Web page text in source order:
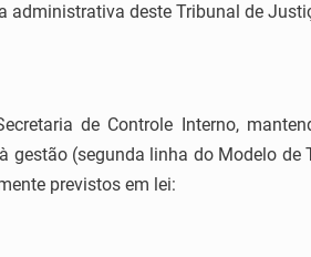
administrativa deste Tribunal de
de Controle Interno,
gestão (segunda linha do Modelo
previstos em lei: